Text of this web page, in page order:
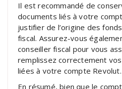
Il est recommandé de
documents liés à votre
justifier de l’origine des
fiscal. Assurez-vous
conseiller fiscal pour vous
remplissez correctement
liées à votre compte Revolut.
En résumé, bien que le